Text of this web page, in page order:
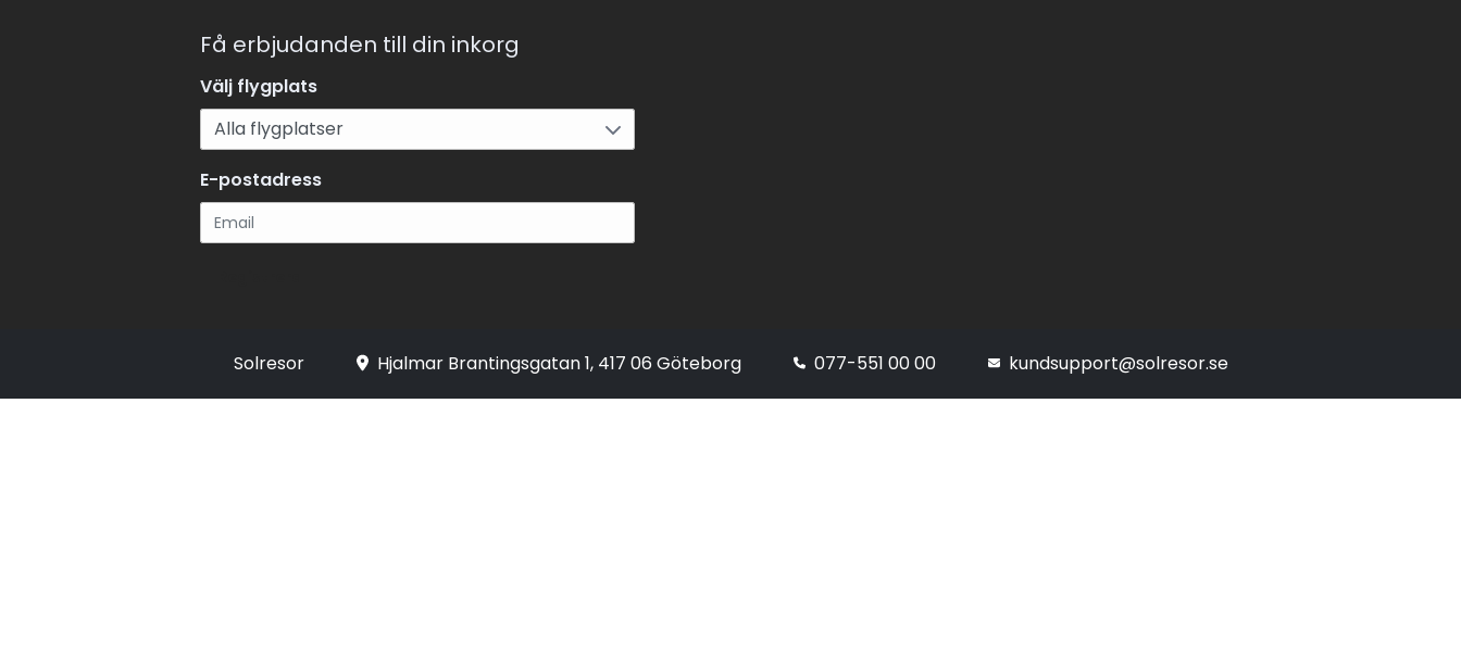
Få erbjudanden till din inkorg
Välj flygplats
E-postadress
Solresor Hjalmar Brantingsgatan 1, 417 06 Göteborg 077-551 00 00 kundsupport@solresor.se